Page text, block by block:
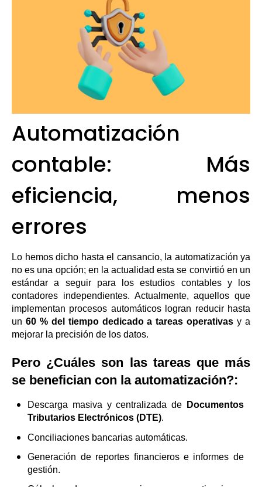
Automatización
contable: Más
eficiencia, menos
errores
Lo hemos dicho hasta el cansancio, la automatización ya
no es una opción; en la actualidad esta se convirtió en un
estándar a seguir para los estudios contables y los
contadores independientes. Actualmente, aquellos que
implementan procesos automáticos logran reducir hasta
un 60 % del tiempo dedicado a tareas operativas y a
mejorar la precisión de los datos.
Pero ¿Cuáles son las tareas que más
se benefician con la automatización?:
Descarga masiva y centralizada de
Documentos
Tributarios Electrónicos (DTE).
Conciliaciones bancarias automáticas.
Generación de reportes financieros e informes de
gestión.